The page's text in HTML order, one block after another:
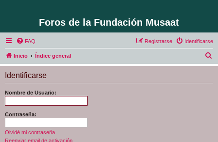
Foros de la Fundación Musaat
FAQ Identificarse
Registrarse
Inicio Índice general
u
Identificarse
Nombre de Usuario:
Contraseña:
Olvidé mi contraseña
Reenviar email de activación